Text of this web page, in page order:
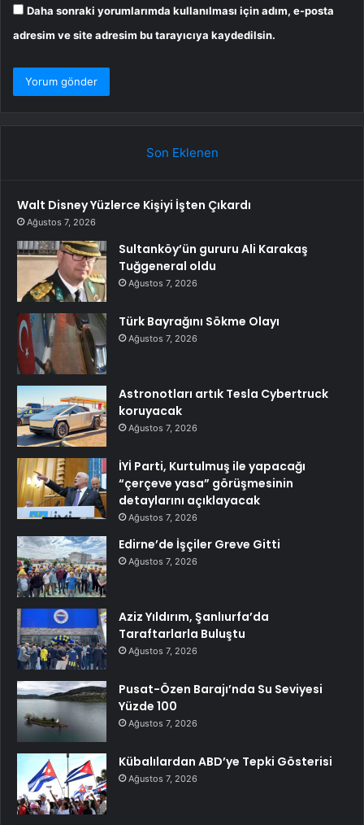
Daha sonraki yorumlarımda kullanılması için adım, e-posta
adresim ve site adresim bu tarayıcıya kaydedilsin.
Son Eklenen
Walt Disney Yüzlerce Kişiyi İşten Çıkardı
Ağustos 7, 2026
Sultanköy’ün gururu Ali Karakaş
Tuğgeneral oldu
Ağustos 7, 2026
Türk Bayrağını Sökme Olayı
Ağustos 7, 2026
Astronotları artık Tesla Cybertruck
koruyacak
Ağustos 7, 2026
İYİ Parti, Kurtulmuş ile yapacağı
“çerçeve yasa” görüşmesinin
detaylarını açıklayacak
Ağustos 7, 2026
Edirne’de İşçiler Greve Gitti
Ağustos 7, 2026
Aziz Yıldırım, Şanlıurfa’da
Taraftarlarla Buluştu
Ağustos 7, 2026
Pusat-Özen Barajı’nda Su Seviyesi
Yüzde 100
Ağustos 7, 2026
Kübalılardan ABD’ye Tepki Gösterisi
Ağustos 7, 2026